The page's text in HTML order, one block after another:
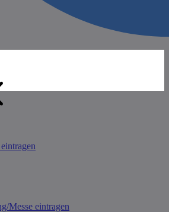
Messe eintragen